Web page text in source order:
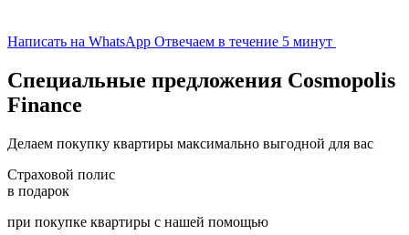
Написать на WhatsApp Отвечаем в течение 5 минут
Специальные предложения Cosmopolis
Finance
Делаем покупку квартиры максимально выгодной для вас
Страховой полис
в подарок
при покупке квартиры с нашей помощью